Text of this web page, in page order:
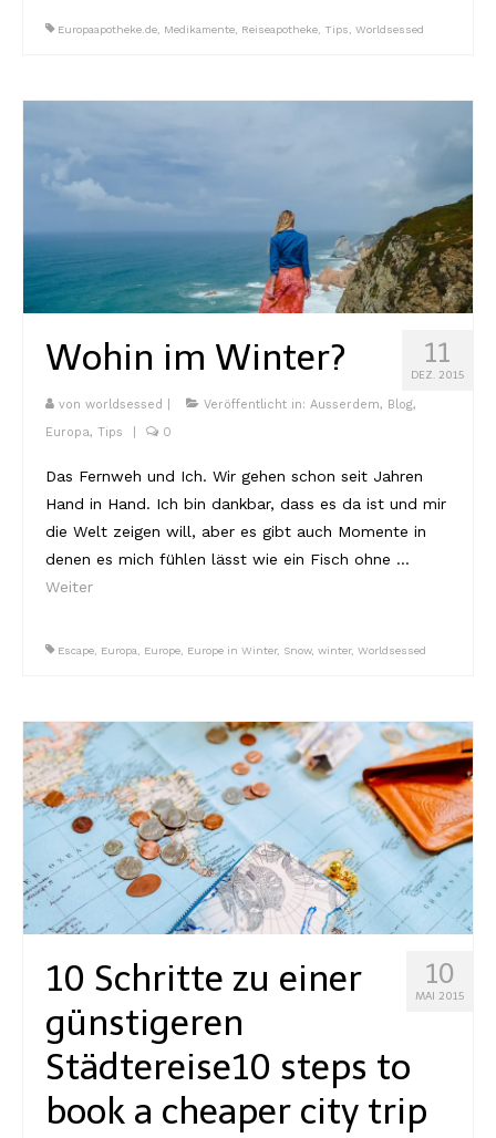
Europaapotheke.de, Medikamente, Reiseapotheke, Tips, Worldsessed
11
DEZ. 2015
Wohin im Winter?
von worldsessed Veröffentlicht in: Ausserdem, Blog,
Europa, Tips 0
Das Fernweh und Ich. Wir gehen schon seit Jahren
Hand in Hand. Ich bin dankbar, dass es da ist und mir
die Welt zeigen will, aber es gibt auch Momente in
denen es mich fühlen lässt wie ein Fisch ohne …
Weiter
Escape, Europa, Europe, Europe in Winter, Snow, winter, Worldsessed
10
MAI 2015
10 Schritte zu einer
günstigeren
Städtereise10 steps to
book a cheaper city trip